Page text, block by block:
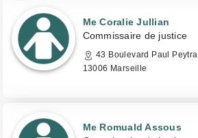
Me Coralie Jullian
Commissaire de justice
43 Boulevard Paul Peytral
13006 Marseille
Me Romuald Assous